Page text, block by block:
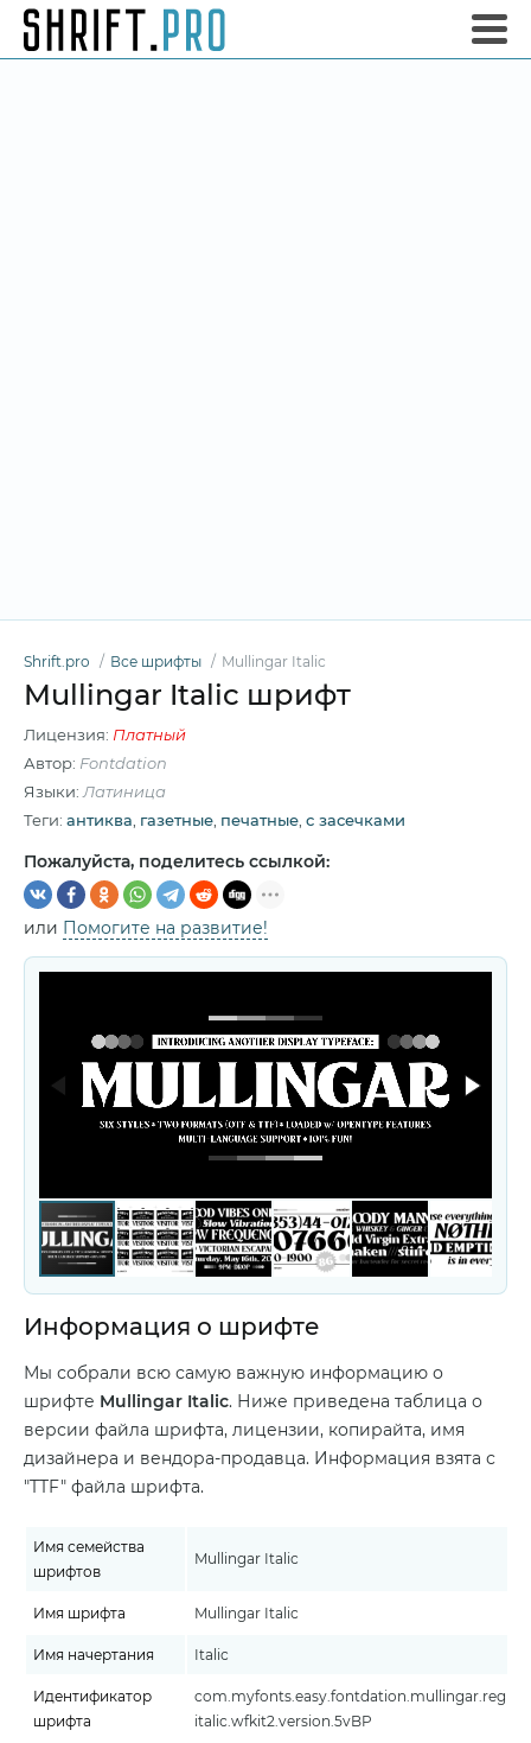
Shrift.pro Все шрифты Mullingar Italic
Mullingar Italic шрифт
Лицензия: Платный
Автор: Fontdation
Языки: Латиница
Теги: антиква газетные печатные с засечками
Пожалуйста, поделитесь ссылкой:
или Помогите на развитие!
Информация о шрифте
Мы собрали всю самую важную информацию о
шрифте Mullingar Italic. Ниже приведена таблица о
версии файла шрифта, лицензии, копирайта, имя
дизайнера и вендора-продавца. Информация взята с
"TTF" файла шрифта.
Имя семейства
шрифтов
Mullingar Italic
Имя шрифта Mullingar Italic
Имя начертания Italic
Идентификатор
шрифта
italic.wfkit2.version.5vBP